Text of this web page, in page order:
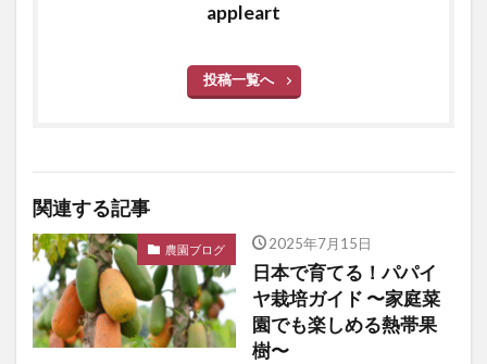
appleart
投稿一覧へ
関連する記事
農園ブログ 2025年7月15日
日本で育てる！パパイ
ヤ栽培ガイド 〜家庭菜
園でも楽しめる熱帯果
樹〜